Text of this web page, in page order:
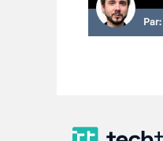
Par: